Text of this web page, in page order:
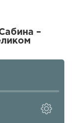
–